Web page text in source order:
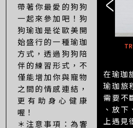
帶著你最愛的狗狗
一起來參加吧！狗
狗瑜珈是從歐美開
始盛行的一種瑜珈
方式，透過狗狗陪
伴的練習形式，不
僅能增加你與寵物
之間的情感連結，
更有助身心健康
喔！
＊注意事項：為響
在瑜珈
瑜珈旅
需要不
、放下
上遇見